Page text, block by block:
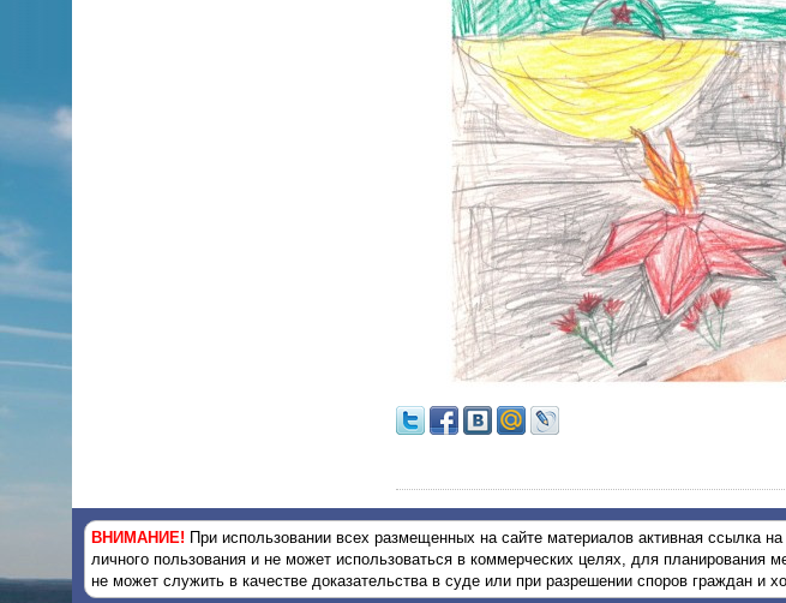
ВНИМАНИЕ! При использовании всех размещенных на сайте материалов активная ссылка на
личного пользования и не может использоваться в коммерческих целях, для планирования
не может служить в качестве доказательства в суде или при разрешении споров граждан и